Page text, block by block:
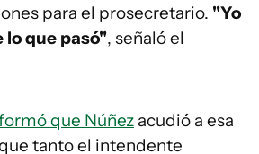
para el prosecretario. "Yo
lo que pasó", señaló el
que Núñez acudió a esa
tanto el intendente